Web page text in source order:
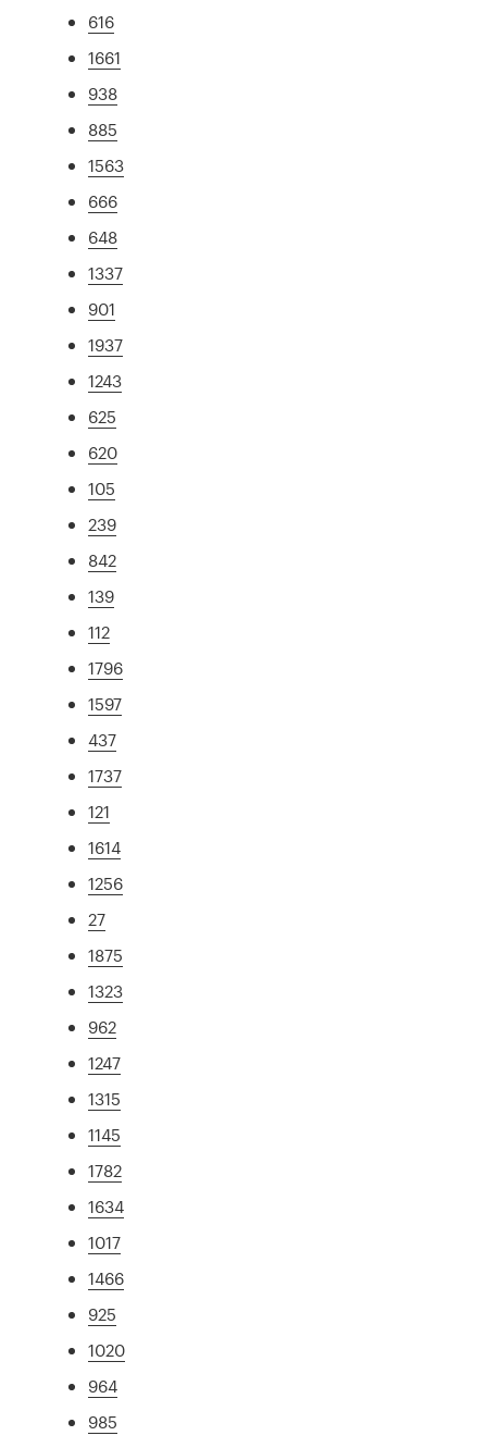
616
1661
938
885
1563
666
648
1337
901
1937
1243
625
620
105
239
842
139
112
1796
1597
437
1737
121
1614
1256
27
1875
1323
962
1247
1315
1145
1782
1634
1017
1466
925
1020
964
985